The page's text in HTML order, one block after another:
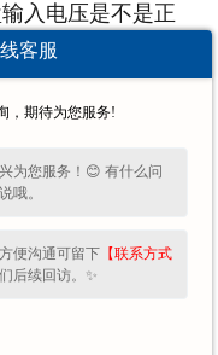
入电压是不是正
，充退磁器接线
是正常；
，那么可能是电
维修。
客服
，期待为您服务!
为您服务！😊 有什么问
哦。
便沟通可留下 【联系方式
后续回访。✨